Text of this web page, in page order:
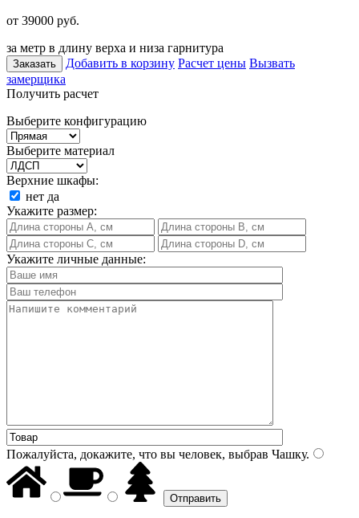
от 39000 руб.
за метр в длину верха и низа гарнитура
Заказать Добавить в корзину Расчет цены Вызвать
замерщика
Получить расчет
Выберите конфигурацию
Выберите материал
Верхние шкафы:
нет да
Укажите размер:
Укажите личные данные:
Пожалуйста, докажите, что вы человек, выбрав Чашку.